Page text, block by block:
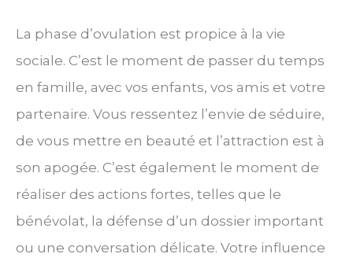
La phase d’ovulation est propice à la vie
sociale. C’est le moment de passer du temps
en famille, avec vos enfants, vos amis et votre
partenaire. Vous ressentez l’envie de séduire,
de vous mettre en beauté et l’attraction est à
son apogée. C’est également le moment de
réaliser des actions fortes, telles que le
bénévolat, la défense d’un dossier important
ou une conversation délicate. Votre influence